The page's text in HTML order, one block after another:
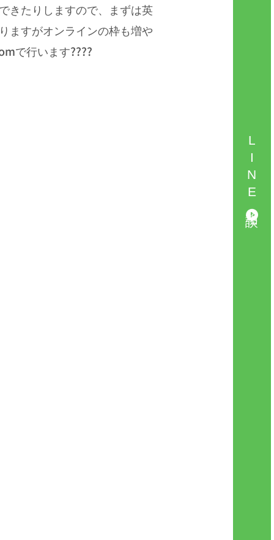
LINE相談
きたりしますので、まずは英
ますがオンラインの枠も増や
で行います????